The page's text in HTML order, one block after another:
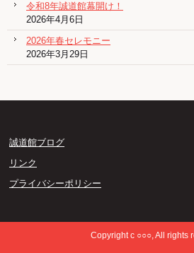
令和8年誠道館幕開け！
2026年4月6日
2026年春セレモニー
2026年3月29日
誠道館ブログ
リンク
プライバシーポリシー
Copyright c ○○○, All rights